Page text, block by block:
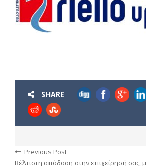
SHARE
Previous Post
Βέλτιστη απόδοση στην επιχείρησή σας,